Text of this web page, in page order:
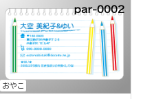
おやこ
par-0002